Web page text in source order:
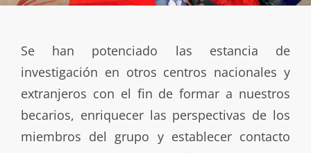
Se han potenciado las estancia de
investigación en otros centros nacionales y
extranjeros con el fin de formar a nuestros
becarios, enriquecer las perspectivas de los
miembros del grupo y establecer contacto